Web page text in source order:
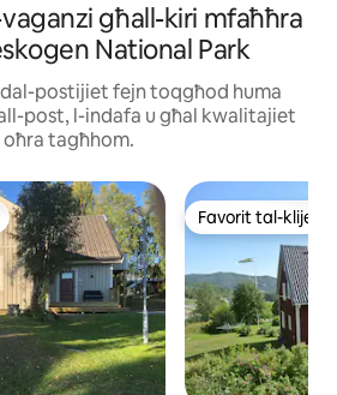
għall-kiri mfaħħra
National Park
postijiet fejn toqgħod huma
post, l-indafa u għal kwalitajiet
oħra tagħhom.
tal-klijenti Favorit tal-klijenti
Favorit tal-klijenti